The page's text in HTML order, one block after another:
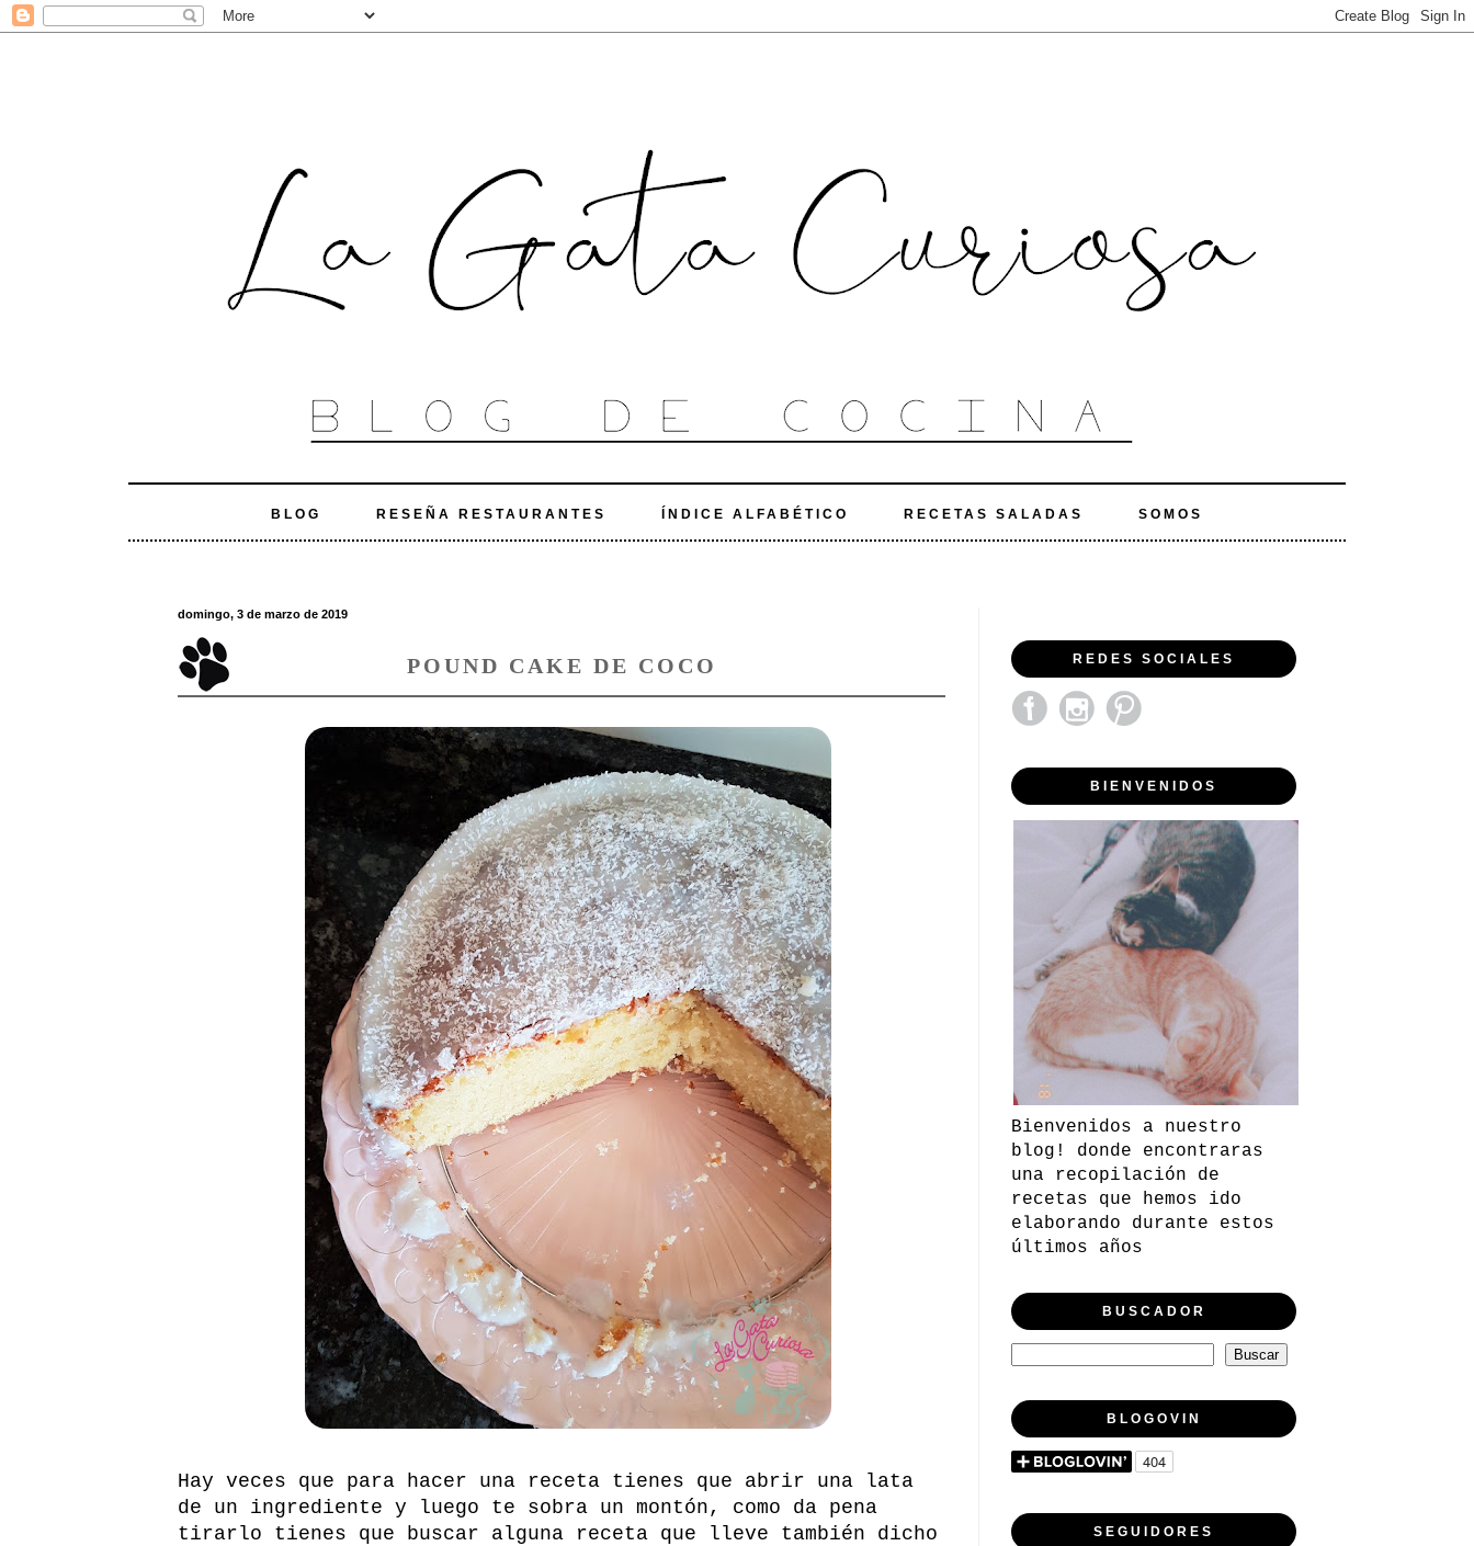
BLOG RESEÑA RESTAURANTES ÍNDICE ALFABÉTICO RECETAS SALADAS SOMOS
domingo, 3 de marzo de 2019
POUND CAKE DE COCO
Hay veces que para hacer una receta tienes que abrir una lata
de un ingrediente y luego te sobra un montón, como da pena
tirarlo tienes que buscar alguna receta que lleve también dicho
REDES SOCIALES
BIENVENIDOS
Bienvenidos a nuestro
blog! donde encontraras
una recopilación de
recetas que hemos ido
elaborando durante estos
últimos años
BUSCADOR
BLOGOVIN
SEGUIDORES